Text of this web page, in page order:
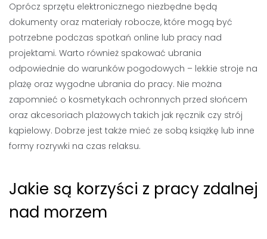
Oprócz sprzętu elektronicznego niezbędne będą
dokumenty oraz materiały robocze, które mogą być
potrzebne podczas spotkań online lub pracy nad
projektami. Warto również spakować ubrania
odpowiednie do warunków pogodowych – lekkie stroje na
plażę oraz wygodne ubrania do pracy. Nie można
zapomnieć o kosmetykach ochronnych przed słońcem
oraz akcesoriach plażowych takich jak ręcznik czy strój
kąpielowy. Dobrze jest także mieć ze sobą książkę lub inne
formy rozrywki na czas relaksu.
Jakie są korzyści z pracy zdalnej
nad morzem